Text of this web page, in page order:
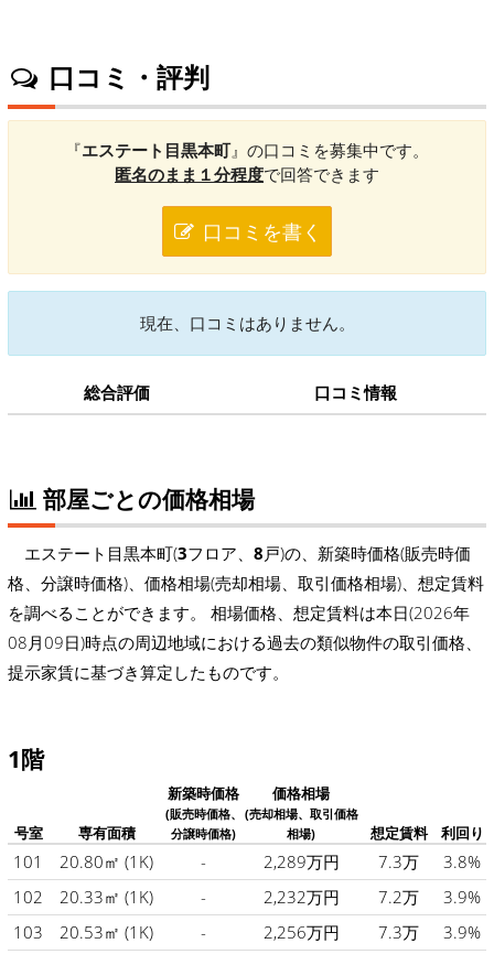
口コミ・評判
『エステート目黒本町』の口コミを募集中です。
匿名のまま１分程度で回答できます
口コミを書く
現在、口コミはありません。
総合評価 口コミ情報
部屋ごとの価格相場
エステート目黒本町(3フロア、 8戸)の、新築時価格(販売時価
格、分譲時価格)、価格相場(売却相場、取引価格相場)、想定賃料
を調べることができます。 相場価格、想定賃料は本日(2026年
08月09日)時点の周辺地域における過去の類似物件の取引価格、
提示家賃に基づき算定したものです。
1階
号室 専有面積
新築時価格
(販売時価格、
分譲時価格)
価格相場
(売却相場、取引価格
相場)
想定賃料 利回り
101 20.80㎡ (1K) - 2,289万円 7.3万
3.8%
102
20.33㎡ (1K) - 2,232万円 7.2万
3.9%
103
20.53㎡ (1K) - 2,256万円 7.3万 3.9%